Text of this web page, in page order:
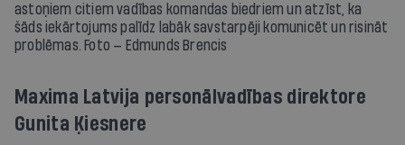
astoņiem citiem vadības komandas biedriem un atzīst, ka
šāds iekārtojums palīdz labāk savstarpēji komunicēt un risināt
problēmas. Foto — Edmunds Brencis
Maxima Latvija personālvadības direktore
Gunita Ķiesnere